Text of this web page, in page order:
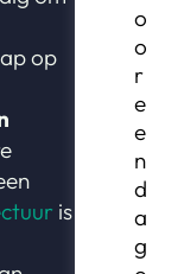
op
is
o
o
r
e
e
n
d
a
g